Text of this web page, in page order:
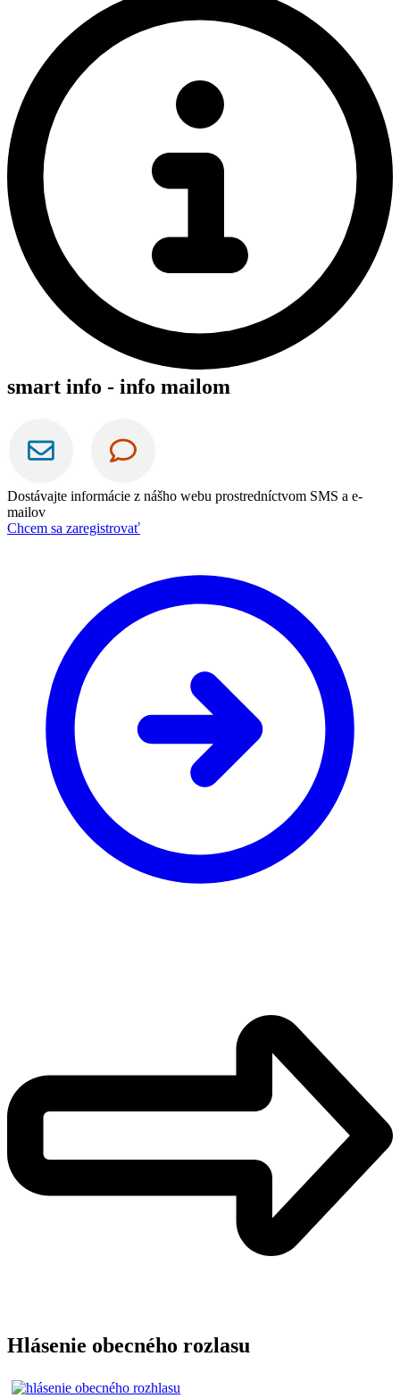
smart info - info mailom
Dostávajte informácie z nášho webu prostredníctvom SMS a e-
mailov
Chcem sa zaregistrovať
Hlásenie obecného rozlasu